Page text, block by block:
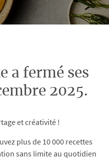
a fermé ses
2025.
et créativité !
plus de 10 000 recettes
sans limite au quotidien